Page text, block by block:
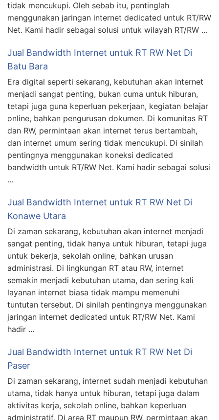
tidak mencukupi. Oleh sebab itu, pentinglah
menggunakan jaringan internet dedicated untuk RT/RW
Net. Kami hadir sebagai solusi untuk wilayah RT/RW …
Jual Bandwidth Internet untuk RT RW Net Di
Batu Bara
Era digital seperti sekarang, kebutuhan akan internet
menjadi sangat penting, bukan cuma untuk hiburan,
tetapi juga guna keperluan pekerjaan, kegiatan belajar
online, bahkan pengurusan dokumen. Di komunitas RT
dan RW, permintaan akan internet terus bertambah,
dan internet umum sering tidak mencukupi. Di sinilah
pentingnya menggunakan koneksi dedicated
bandwidth untuk RT/RW Net. Kami hadir sebagai solusi
…
Jual Bandwidth Internet untuk RT RW Net Di
Konawe Utara
Di zaman sekarang, kebutuhan akan internet menjadi
sangat penting, tidak hanya untuk hiburan, tetapi juga
untuk bekerja, sekolah online, bahkan urusan
administrasi. Di lingkungan RT atau RW, internet
semakin menjadi kebutuhan utama, dan sering kali
layanan internet biasa tidak mampu memenuhi
tuntutan tersebut. Di sinilah pentingnya menggunakan
jaringan internet dedicated untuk RT/RW Net. Kami
hadir …
Jual Bandwidth Internet untuk RT RW Net Di
Paser
Di zaman sekarang, internet sudah menjadi kebutuhan
utama, tidak hanya untuk hiburan, tetapi juga dalam
aktivitas kerja, sekolah online, bahkan keperluan
administratif. Di area RT maupun RW, permintaan akan